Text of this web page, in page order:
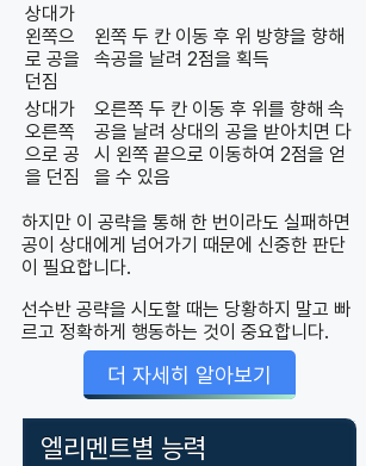
상대가
왼쪽으
로 공을
던짐
왼쪽 두 칸 이동 후 위 방향을 향해
속공을 날려 2점을 획득
상대가
오른쪽
으로 공
을 던짐
오른쪽 두 칸 이동 후 위를 향해 속
공을 날려 상대의 공을 받아치면 다
시 왼쪽 끝으로 이동하여 2점을 얻
을 수 있음
하지만 이 공략을 통해 한 번이라도 실패하면
공이 상대에게 넘어가기 때문에 신중한 판단
이 필요합니다.
선수반 공략을 시도할 때는 당황하지 말고 빠
르고 정확하게 행동하는 것이 중요합니다.
더 자세히 알아보기
엘리멘트별 능력